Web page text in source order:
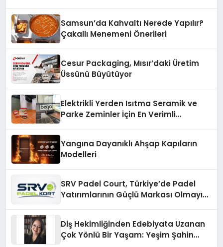
Samsun’da Kahvaltı Nerede Yapılır?
Çakallı Menemeni Önerileri
Cesur Packaging, Mısır’daki Üretim
Üssünü Büyütüyor
Elektrikli Yerden Isıtma Seramik ve
Parke Zeminler İçin En Verimli
Yangına Dayanıklı Ahşap Kapıların
Modelleri
SRV Padel Court, Türkiye’de Padel
Yatırımlarının Güçlü Markası Olmayı
Diş Hekimliğinden Edebiyata Uzanan
Çok Yönlü Bir Yaşam: Yeşim Şahin